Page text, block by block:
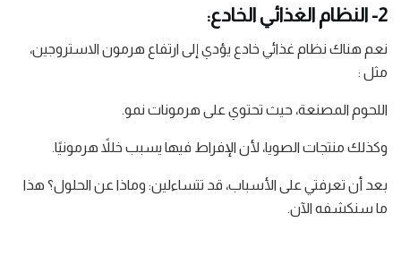
2- النظام الغذائي الخادع:
نعم هناك نظام غذائي خادع يؤدي إلى ارتفاع هرمون الاستروجين،
مثل :
اللحوم المصنعة، حيث تحتوي على هرمونات نمو.
وكذلك منتجات الصويا، لأن الإفراط فيها يسبب خللاً هرمونيًا.
بعد أن تعرفتي على الأسباب، قد تتساءلين: وماذا عن الحلول؟ هذا
ما سنكشفه الآن.